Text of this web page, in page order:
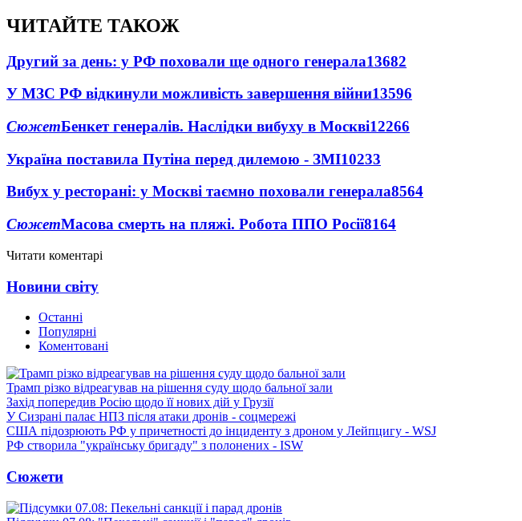
ЧИТАЙТЕ ТАКОЖ
Другий за день: у РФ поховали ще одного генерала13682
У МЗС РФ відкинули можливість завершення війни13596
СюжетБенкет генералів. Наслідки вибуху в Москві12266
Україна поставила Путіна перед дилемою - ЗМІ10233
Вибух у ресторані: у Москві таємно поховали генерала8564
СюжетМасова смерть на пляжі. Робота ППО Росії8164
Читати коментарі
Новини світу
Останні
Популярні
Коментовані
Трамп різко відреагував на рішення суду щодо бальної зали
Захід попередив Росію щодо її нових дій у Грузії
У Сизрані палає НПЗ після атаки дронів - соцмережі
США підозрюють РФ у причетності до інциденту з дроном у Лейпцигу - WSJ
РФ створила "українську бригаду" з полонених - ISW
Сюжети